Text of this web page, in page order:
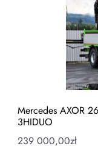
Mercedes AXOR
3HIDUO
239 000,00zł